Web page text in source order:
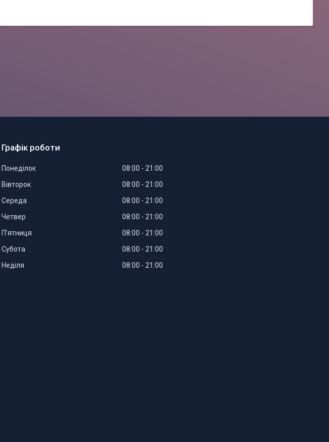
Графік роботи
Понеділок 08:00
21:00
Вівторок
08:00
21:00
Середа
08:00
21:00
Четвер
08:00
21:00
Пʼятниця
08:00
21:00
Субота
08:00
21:00
Неділя
08:00 21:00